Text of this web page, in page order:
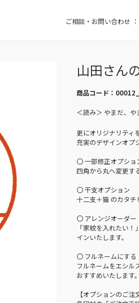
ご相談・お問い合わせ ：
山田さん
商品コード：
＜読み＞ やまだ、や
更にオリジナリティ
充実のデザインオプ
〇 一部修正オプショ
四角から丸へ変更す
〇 干支オプション
十二支＋猫 のカタチ
〇 アレンジオーダー
「家紋を入れたい
インいたします。
〇 フルネームにする
フルネームをエシル
おすすめいたします。
【オプションのご注